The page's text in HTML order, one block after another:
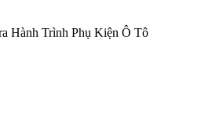
Hành Trình Phụ Kiện Ô Tô